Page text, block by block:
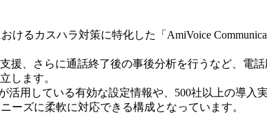
るカスハラ対策に特化した「AmiVoice
、さらに通話終了後の事後分析を行うなど、電
します。
活用している有効な設定情報や、500社以上の導入
ズに柔軟に対応できる構成となっています。